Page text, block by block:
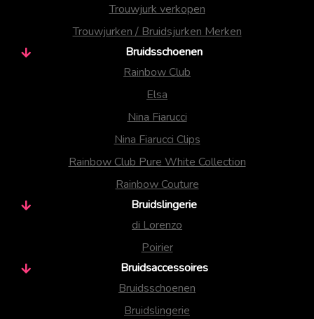
Trouwjurk verkopen
Trouwjurken / Bruidsjurken Merken
Bruidsschoenen
Rainbow Club
Elsa
Nina Fiarucci
Nina Fiarucci Clips
Rainbow Club Pure White Collection
Rainbow Couture
Bruidslingerie
di Lorenzo
Poirier
Bruidsaccessoires
Bruidsschoenen
Bruidslingerie